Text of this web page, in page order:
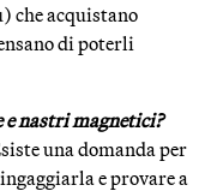
che acquistano
di poterli
e nastri magnetici?
una domanda per
e provare a